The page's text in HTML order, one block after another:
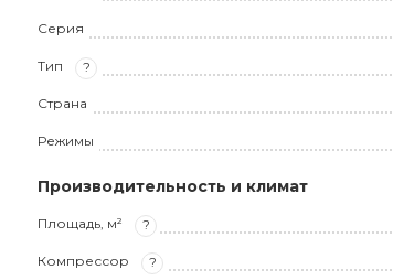
Серия
Тип ?
Страна
Режимы
Производительность и климат
Площадь, м² ?
Компрессор ?